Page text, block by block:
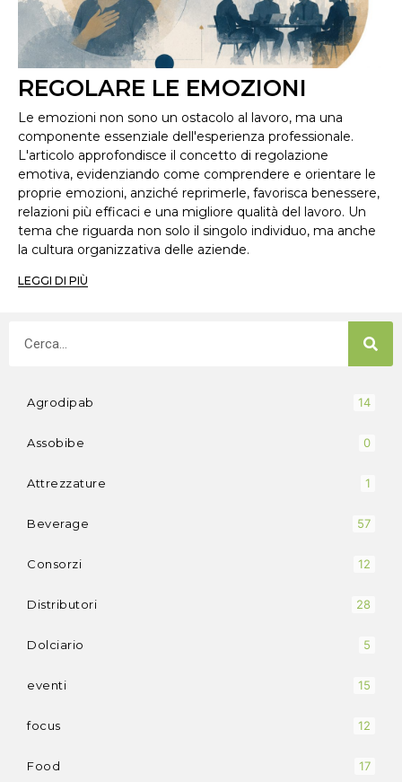
REGOLARE LE EMOZIONI
Le emozioni non sono un ostacolo al lavoro, ma una
componente essenziale dell'esperienza professionale.
L'articolo approfondisce il concetto di regolazione
emotiva, evidenziando come comprendere e orientare le
proprie emozioni, anziché reprimerle, favorisca benessere,
relazioni più efficaci e una migliore qualità del lavoro. Un
tema che riguarda non solo il singolo individuo, ma anche
la cultura organizzativa delle aziende.
LEGGI DI PIÙ
Agrodipab 14
Assobibe 0
Attrezzature 1
Beverage 57
Consorzi 12
Distributori 28
Dolciario 5
eventi 15
focus 12
Food 17